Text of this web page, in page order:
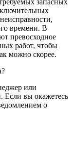
времени. В
превосходное
работ, чтобы
можно скорее.
или
Если вы окажетесь
о